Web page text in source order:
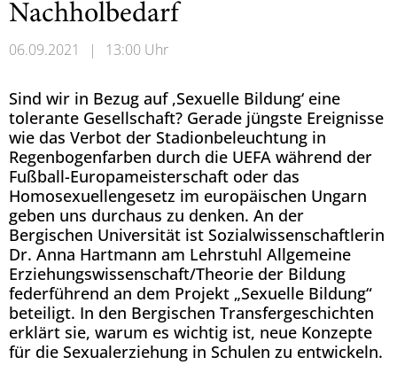
Nachholbedarf
06.09.2021 | 13:00 Uhr
Sind wir in Bezug auf ,Sexuelle Bildung‘ eine
tolerante Gesellschaft? Gerade jüngste Ereignisse
wie das Verbot der Stadionbeleuchtung in
Regenbogenfarben durch die UEFA während der
Fußball-Europameisterschaft oder das
Homosexuellengesetz im europäischen Ungarn
geben uns durchaus zu denken. An der
Bergischen Universität ist Sozialwissenschaftlerin
Dr. Anna Hartmann am Lehrstuhl Allgemeine
Erziehungswissenschaft/Theorie der Bildung
federführend an dem Projekt „Sexuelle Bildung“
beteiligt. In den Bergischen Transfergeschichten
erklärt sie, warum es wichtig ist, neue Konzepte
für die Sexualerziehung in Schulen zu entwickeln.